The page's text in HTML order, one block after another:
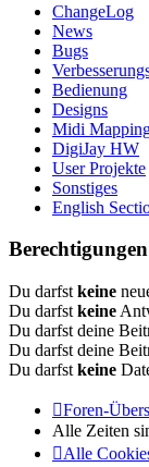
ChangeLog
News
Bugs
Bedienung
Designs
Midi
DigiJay HW
User Projekte
Sonstiges
English
Du darfst keine
Du darfst keine
Du darfst deine
Du darfst deine
Du darfst keine
Foren-
Alle Zeiten
Alle